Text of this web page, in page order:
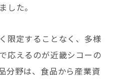
した。
限定することなく、多様
応えるのが近畿シコーの
分野は、食品から産業資